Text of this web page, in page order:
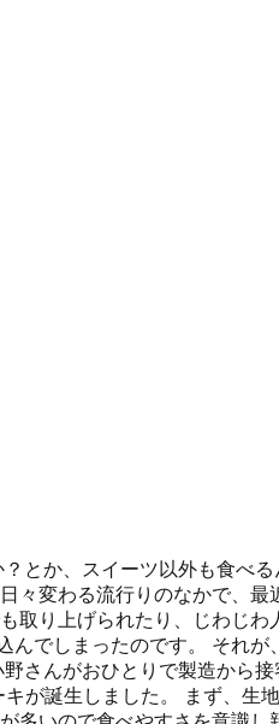
とか、スイーツ以外も食べ
々変わる流行りのなかで、最
取り上げられたり、じわじわ
でしまったのです。 それが
さんがおひとりで製造から
が誕生しました。 まず、生